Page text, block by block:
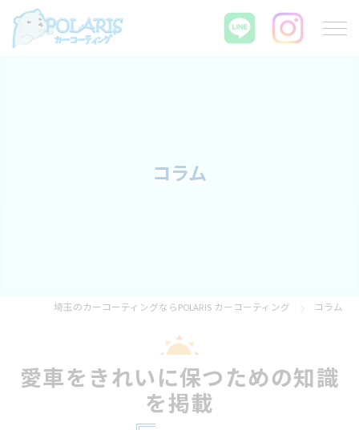
コラム
埼玉のカーコーティングならPOLARIS カーコーティング コラム
愛車をきれいに保つための知識
を掲載